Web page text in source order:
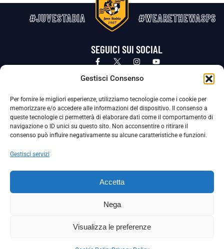
Gestisci Consenso
Per fornire le migliori esperienze, utilizziamo tecnologie come i cookie per
memorizzare e/o accedere alle informazioni del dispositivo. Il consenso a
queste tecnologie ci permetterà di elaborare dati come il comportamento di
navigazione o ID unici su questo sito. Non acconsentire o ritirare il
consenso può influire negativamente su alcune caratteristiche e funzioni.
Gestisci servizi
Accetta
Nega
Visualizza le preferenze
#JUVESTABIA #WEARETHEWASPS
SEGUICI SUI SOCIAL
Privacy Policy Cookie Policy
La Società ha nominato il Responsabile della Protezione dei Dati Personali (DPO), figura specializzata che vigila sulle modalità
adottate dalla nostra Società per tutelare i Suoi dati personali.
Per contattare il DPO può scrivere a
La Società ha inoltre adottato un proprio Codice Etico, consultabile al seguente link:
Scarica il Codice Etico